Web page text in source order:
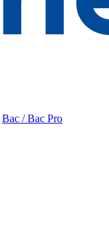
Bac / Bac Pro